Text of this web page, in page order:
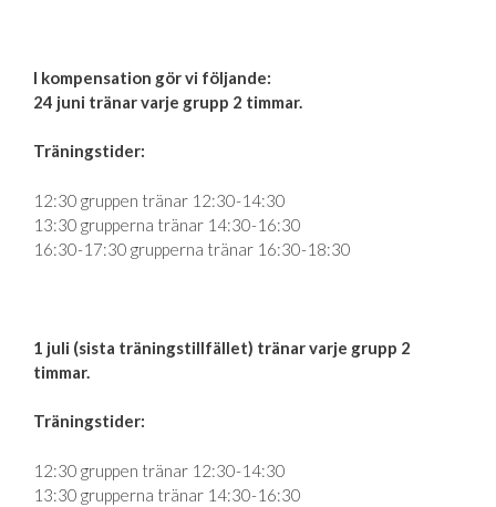
I kompensation gör vi följande:
24 juni tränar varje grupp 2 timmar.
Träningstider:
12:30 gruppen tränar 12:30-14:30
13:30 grupperna tränar 14:30-16:30
16:30-17:30 grupperna tränar 16:30-18:30
1 juli (sista träningstillfället) tränar varje grupp 2
timmar.
Träningstider:
12:30 gruppen tränar 12:30-14:30
13:30 grupperna tränar 14:30-16:30